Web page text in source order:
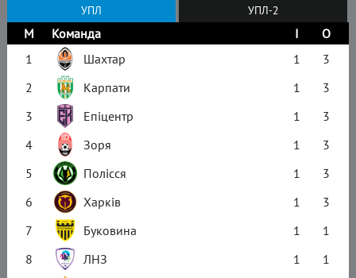
УПЛ УПЛ-2
М Команда І
О
1
Шахтар 1
3
2
Карпати 1
3
3
Епіцентр 1
3
4
Зоря 1
3
5
Полісся 1
3
6
Харків 1
3
7
Буковина 1
1
8
ЛНЗ 1
1